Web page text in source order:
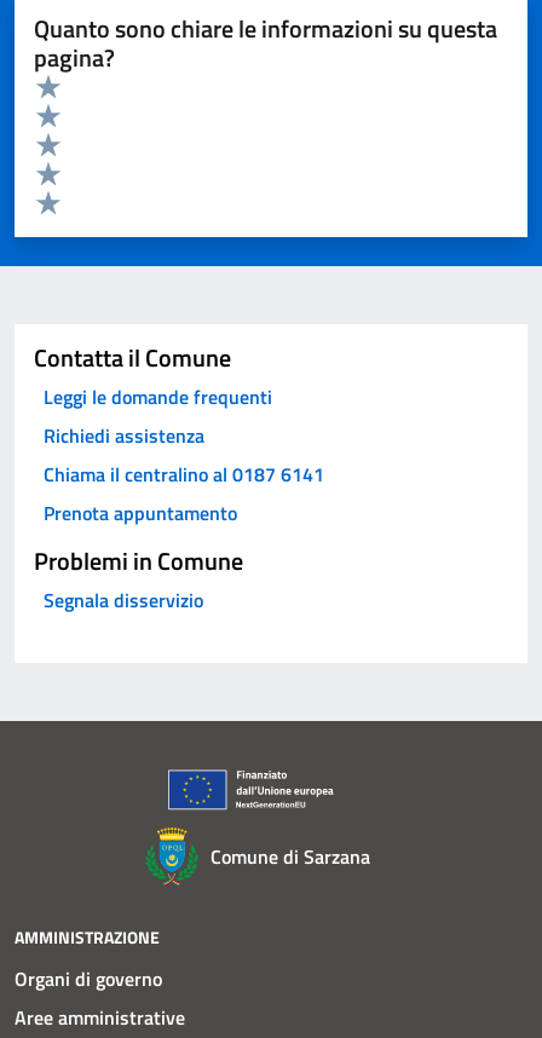
Quanto sono chiare le informazioni su questa
pagina?
Valuta da 1 a 5 stelle la pagina
Valuta 5 stelle su 5
Valuta 4 stelle su 5
Valuta 3 stelle su 5
Valuta 2 stelle su 5
Valuta 1 stelle su 5
Contatta il Comune
Leggi le domande frequenti
Richiedi assistenza
Chiama il centralino al 0187 6141
Prenota appuntamento
Problemi in Comune
Segnala disservizio
Comune di Sarzana
AMMINISTRAZIONE
Organi di governo
Aree amministrative